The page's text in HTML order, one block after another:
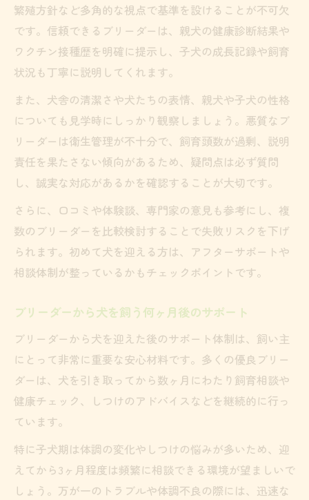
繁殖方針など多角的な視点で基準を設けることが不可欠
です。信頼できるブリーダーは、親犬の健康診断結果や
ワクチン接種歴を明確に提示し、子犬の成長記録や飼育
状況も丁寧に説明してくれます。
また、犬舎の清潔さや犬たちの表情、親犬や子犬の性格
についても見学時にしっかり観察しましょう。悪質なブ
リーダーは衛生管理が不十分で、飼育頭数が過剰、説明
責任を果たさない傾向があるため、疑問点は必ず質問
し、誠実な対応があるかを確認することが大切です。
さらに、口コミや体験談、専門家の意見も参考にし、複
数のブリーダーを比較検討することで失敗リスクを下げ
られます。初めて犬を迎える方は、アフターサポートや
相談体制が整っているかもチェックポイントです。
ブリーダーから犬を飼う何ヶ月後のサポート
ブリーダーから犬を迎えた後のサポート体制は、飼い主
にとって非常に重要な安心材料です。多くの優良ブリー
ダーは、犬を引き取ってから数ヶ月にわたり飼育相談や
健康チェック、しつけのアドバイスなどを継続的に行っ
ています。
特に子犬期は体調の変化やしつけの悩みが多いため、迎
えてから3ヶ月程度は頻繁に相談できる環境が望ましいで
しょう。万が一のトラブルや体調不良の際には、迅速な